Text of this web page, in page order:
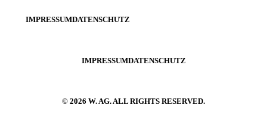
IMPRESSUMDATENSCHUTZ
IMPRESSUMDATENSCHUTZ
© 2026 W. AG. ALL RIGHTS RESERVED.